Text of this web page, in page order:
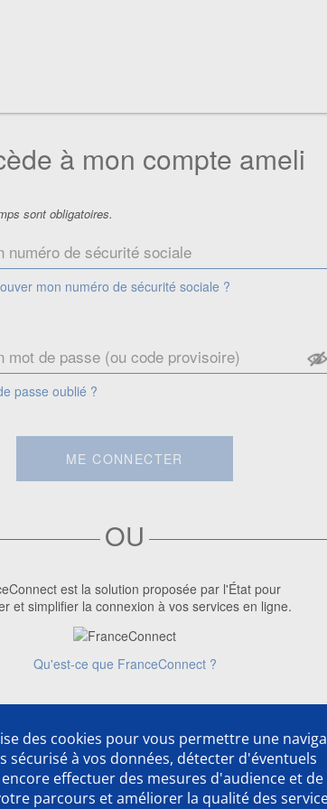
à mon compte ameli
sont obligatoires.
mon numéro de sécurité sociale ?
passe oublié ?
ME CONNECTER
des cookies pour vous permettre une
sécurisé à vos données, détecter d'éventuels
effectuer des mesures d'audience et de
parcours et améliorer la qualité des
OU
est la solution proposée par l'État pour
et simplifier la connexion à vos services en ligne.
Qu'est-ce que FranceConnect ?